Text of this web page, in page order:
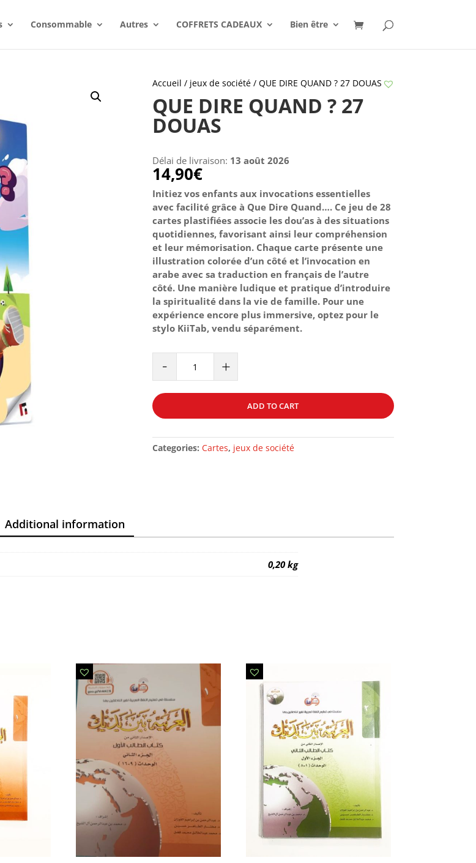
Consommable Autres COFFRETS CADEAUX Bien être
Accueil / jeux de société/ QUE DIRE QUAND ? 27 DOUAS
QUE DIRE QUAND ? 27
DOUAS
Délai de livraison: 13 août 2026
14,90€
Initiez vos enfants aux invocations essentielles
avec facilité grâce à Que Dire Quand…. Ce jeu de 28
cartes plastifiées associe les dou’as à des situations
quotidiennes, favorisant ainsi leur compréhension
et leur mémorisation. Chaque carte présente une
illustration colorée d’un côté et l’invocation en
arabe avec sa traduction en français de l’autre
côté. Une manière ludique et pratique d’introduire
la spiritualité dans la vie de famille. Pour une
expérience encore plus immersive, optez pour le
stylo KiiTab, vendu séparément.
-
?
27
quantity
+
ADD TO CART
Categories: Cartes, jeux de société
Additional information
0,20 kg